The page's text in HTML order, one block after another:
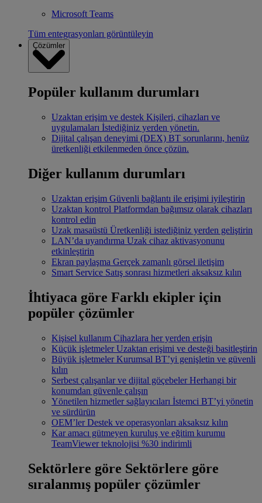
Microsoft Teams
Tüm entegrasyonları görüntüleyin
Çözümler
Popüler kullanım durumları
Uzaktan erişim ve destek Kişileri, cihazları ve
uygulamaları İstediğiniz yerden yönetin.
Dijital çalışan deneyimi (DEX) BT sorunlarını, henüz
üretkenliği etkilenmeden önce çözün.
Diğer kullanım durumları
Uzaktan erişim Güvenli bağlantı ile erişimi iyileştirin
Uzaktan kontrol Platformdan bağımsız olarak cihazları
kontrol edin
Uzak masaüstü Üretkenliği istediğiniz yerden geliştirin
LAN’da uyandırma Uzak cihaz aktivasyonunu
etkinleştirin
Ekran paylaşma Gerçek zamanlı görsel iletişim
Smart Service Satış sonrası hizmetleri aksaksız kılın
İhtiyaca göre Farklı ekipler için
popüler çözümler
Kişisel kullanım Cihazlara her yerden erişin
Küçük işletmeler Uzaktan erişimi ve desteği basitleştirin
Büyük işletmeler Kurumsal BT’yi genişletin ve güvenli
kılın
Serbest çalışanlar ve dijital göçebeler Herhangi bir
konumdan güvenle çalışın
Yönetilen hizmetler sağlayıcıları İstemci BT’yi yönetin
ve sürdürün
OEM’ler Destek ve operasyonları aksaksız kılın
Kar amacı gütmeyen kuruluş ve eğitim kurumu
TeamViewer teknolojisi %30 indirimli
Sektörlere göre Sektörlere göre
sıralanmış popüler çözümler